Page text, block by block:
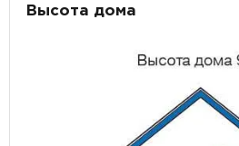
Высота дома